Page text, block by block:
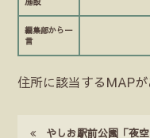
編集部から一
言
住所に該当するMAPが
やしお駅前公園「夜空